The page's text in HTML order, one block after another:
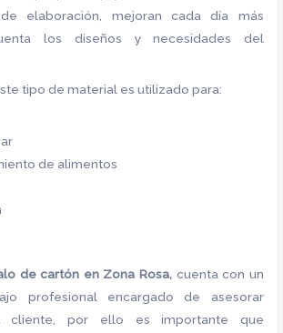
elaboración, mejoran cada día más
los diseños y necesidades del
tipo de material es utilizado para:
de alimentos
de cartón en Zona Rosa, cuenta con un
profesional encargado de asesorar
cliente, por ello es importante que